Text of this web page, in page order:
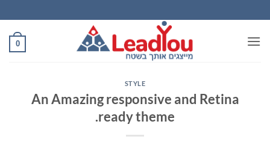
to
content
0
STYLE
An Amazing responsive and Retina
ready theme.